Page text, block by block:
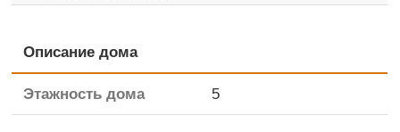
Описание дома
Этажность дома 5